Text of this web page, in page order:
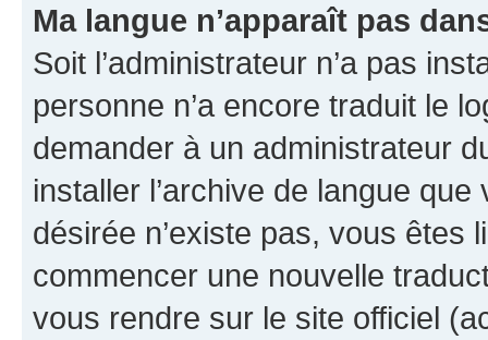
Ma langue n’apparaît pas
Soit l’administrateur n’a pas
personne n’a encore traduit le
demander à un administrateur
installer l’archive de langue
désirée n’existe pas, vous êtes
commencer une nouvelle
vous rendre sur le site officiel